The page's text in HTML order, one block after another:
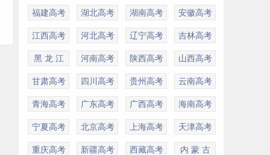
福建高考 湖北高考 湖南高考 安徽高考
江西高考 河北高考 辽宁高考 吉林高考
黑 龙 江 河南高考 陕西高考 山西高考
甘肃高考 四川高考 贵州高考 云南高考
青海高考 广东高考 广西高考 海南高考
宁夏高考 北京高考 上海高考 天津高考
重庆高考 新疆高考 西藏高考 内 蒙 古